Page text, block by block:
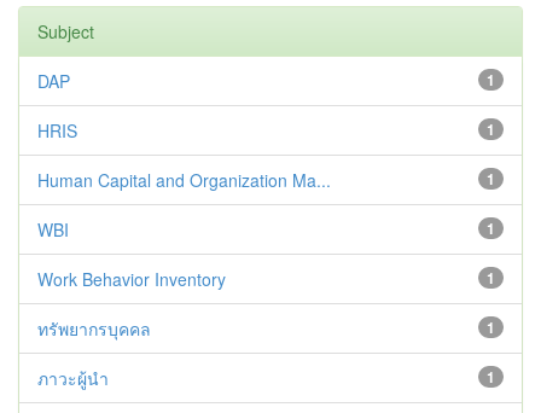
Subject
1
DAP
1
HRIS
1
Human Capital and Organization Ma...
1
WBI
1
Work Behavior Inventory
1
ทรัพยากรบุคคล
1
ภาวะผู้นำ